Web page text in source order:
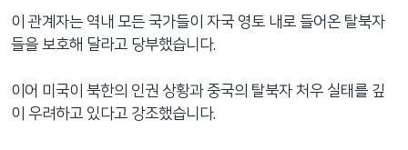
이 관계자는 역내 모든 국가들이 자국 영토 내로 들어온 탈북자
들을 보호해 달라고 당부했습니다.
이어 미국이 북한의 인권 상황과 중국의 탈북자 처우 실태를 깊
이 우려하고 있다고 강조했습니다.